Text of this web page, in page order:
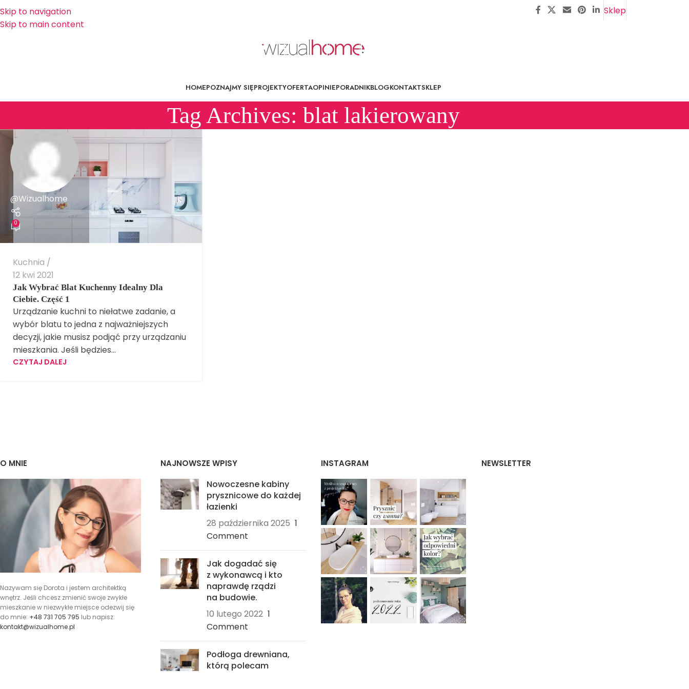
Skip to navigation
Skip to main content
Sklep
HOMEPOZNAJMY SIĘPROJEKTYOFERTAOPINIEPORADNIKBLOGKONTAKTSKLEP
Tag Archives: blat lakierowany
@Wizualhome
0
Kuchnia
12 kwi 2021
Jak Wybrać Blat Kuchenny Idealny Dla
Ciebie. Część 1
Urządzanie kuchni to niełatwe zadanie, a
wybór blatu to jedna z najważniejszych
decyzji, jakie musisz podjąć przy urządzaniu
mieszkania. Jeśli będzies...
CZYTAJ DALEJ
O MNIE
Nazywam się Dorota i jestem architektką
wnętrz. Jeśli chcesz zmienić swoje zwykłe
mieszkanie w niezwykłe miejsce odezwij się
do mnie: +48 731 705 795 lub napisz:
kontakt@wizualhome.pl
NAJNOWSZE WPISY
Nowoczesne kabiny
prysznicowe do każdej
łazienki
28 października 2025 1
Comment
Jak dogadać się
z wykonawcą i kto
naprawdę rządzi
na budowie.
10 lutego 2022 1
Comment
Podłoga drewniana,
którą polecam
INSTAGRAM NEWSLETTER